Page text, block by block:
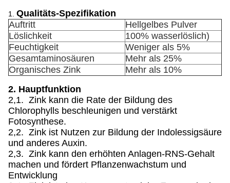
1. Qualitäts-Spezifikation
Auftritt
Hellgelbes Pulver
Löslichkeit
100% wasserlöslich)
Feuchtigkeit
Weniger als 5%
Gesamtaminosäuren
Mehr als 25%
Organisches Zink
Mehr als 10%
2. Hauptfunktion
2,1. Zink kann die Rate der Bildung des
Chlorophylls beschleunigen und verstärkt
Fotosynthese.
2,2. Zink ist Nutzen zur Bildung der Indolessigsäure
und anderes Auxin.
2,3. Zink kann den erhöhten Anlagen-RNS-Gehalt
machen und fördert Pflanzenwachstum und
Entwicklung